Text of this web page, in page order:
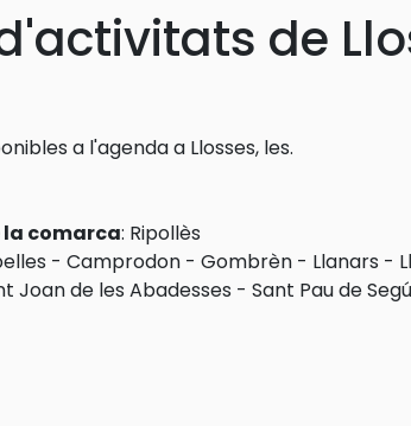
de
a l'agenda a Llosses, les.
comarca: Ripollès
- Camprodon - Gombrèn - Llanars -
Joan de les Abadesses - Sant Pau de